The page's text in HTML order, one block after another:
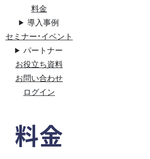
料金
導入事例
セミナー・イベント
パートナー
お役立ち資料
お問い合わせ
ログイン
料金